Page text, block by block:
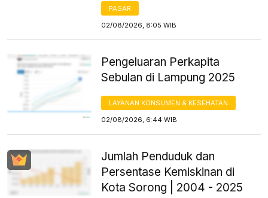
PASAR
02/08/2026, 8:05 WIB
Pengeluaran Perkapita
Sebulan di Lampung 2025
LAYANAN KONSUMEN & KESEHATAN
02/08/2026, 6:44 WIB
Jumlah Penduduk dan
Persentase Kemiskinan di
Kota Sorong | 2004 - 2025